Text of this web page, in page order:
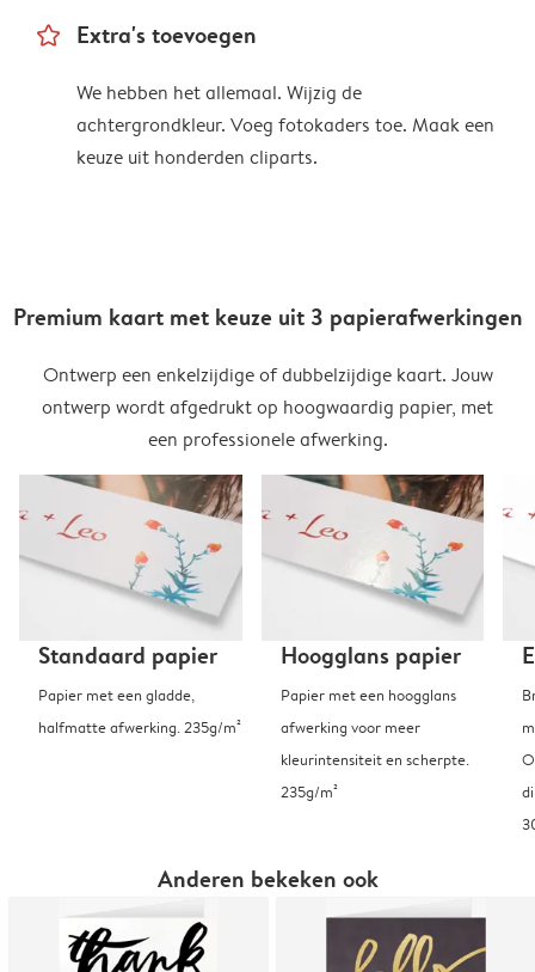
star_outline Extra's toevoegen
We hebben het allemaal. Wijzig de
achtergrondkleur. Voeg fotokaders toe. Maak een
keuze uit honderden cliparts.
Premium kaart met keuze uit 3 papierafwerkingen
Ontwerp een enkelzijdige of dubbelzijdige kaart. Jouw
ontwerp wordt afgedrukt op hoogwaardig papier, met
een professionele afwerking.
Standaard papier
Papier met een gladde,
halfmatte afwerking. 235g/m²
Hoogglans papier
Papier met een hoogglans
afwerking voor meer
kleurintensiteit en scherpte.
235g/m²
Anderen bekeken ook